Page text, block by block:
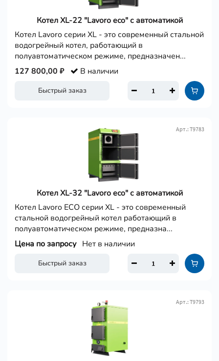
Котел XL-22 "Lavoro eco" с автоматикой
Котел Lavoro серии XL - это современный стальной
водогрейный котел, работающий в
полуавтоматическом режиме, предназначен...
Быстрый заказ
127 800,00 ₽ В наличии
Котел XL-32 "Lavoro eco" с автоматикой
Арт.: Т9783
Котел Lavoro ECO серии XL - это современный
стальной водогрейный котел работающий в
полуавтоматическом режиме, предназна...
Быстрый заказ
Цена по запросу Нет в наличии
Арт.: Т9793